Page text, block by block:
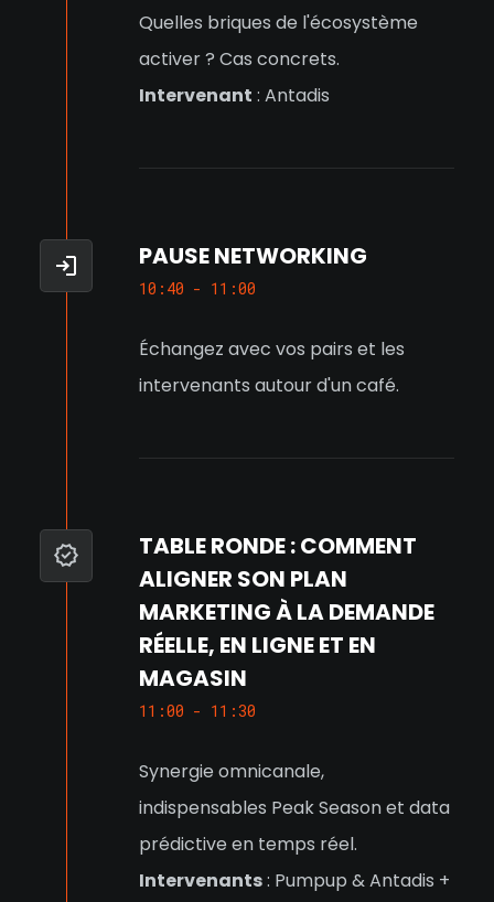
Quelles briques de l'écosystème
activer ? Cas concrets.
Intervenant : Antadis
PAUSE NETWORKING
10:40 - 11:00
Échangez avec vos pairs et les
intervenants autour d'un café.
TABLE RONDE : COMMENT
ALIGNER SON PLAN
MARKETING À LA DEMANDE
RÉELLE, EN LIGNE ET EN
MAGASIN
11:00 - 11:30
Synergie omnicanale,
indispensables Peak Season et data
prédictive en temps réel.
Intervenants: Pumpup & Antadis +